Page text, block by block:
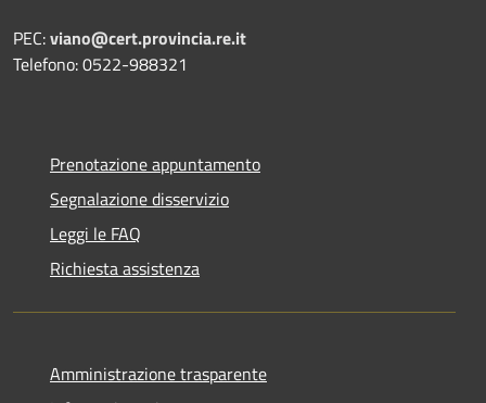
PEC:viano@cert.provincia.re.it
Telefono: 0522-988321
Prenotazione appuntamento
Segnalazione disservizio
Leggi le FAQ
Richiesta assistenza
Amministrazione trasparente